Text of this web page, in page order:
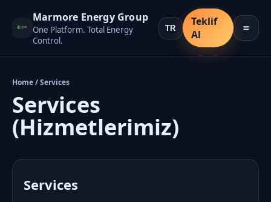
Marmore Energy Group
One Platform. Total Energy
Control.
Teklif
Al
Home / Services
Services
(Hizmetlerimiz)
Services